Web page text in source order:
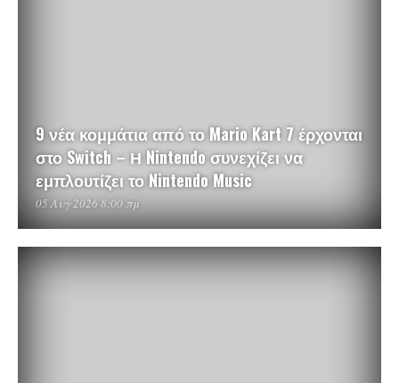
9 νέα κομμάτια από το Mario Kart 7 έρχονται
στο Switch – Η Nintendo συνεχίζει να
εμπλουτίζει το Nintendo Music
05 Αυγ 2026 8:00 πμ